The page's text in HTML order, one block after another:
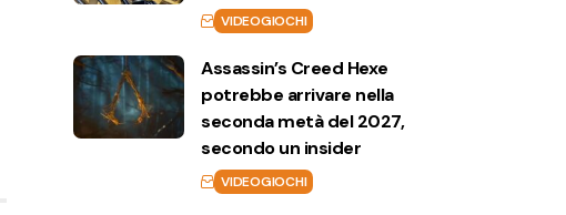
VIDEOGIOCHI
Assassin’s Creed Hexe
potrebbe arrivare nella
seconda metà del 2027,
secondo un insider
VIDEOGIOCHI